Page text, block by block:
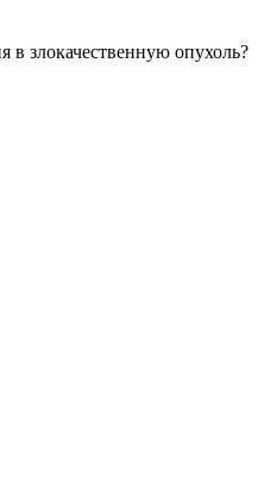
в злокачественную опухоль?